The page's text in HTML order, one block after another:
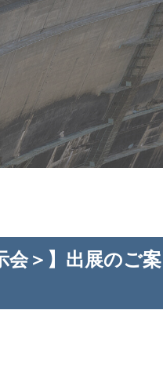
会＞】出展のご案